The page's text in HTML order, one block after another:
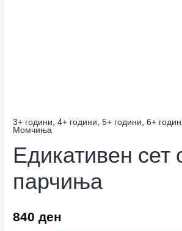
3+ години ,4+ години ,5+ години ,6+
Момчиња
Едикативен сет
парчиња
840ден